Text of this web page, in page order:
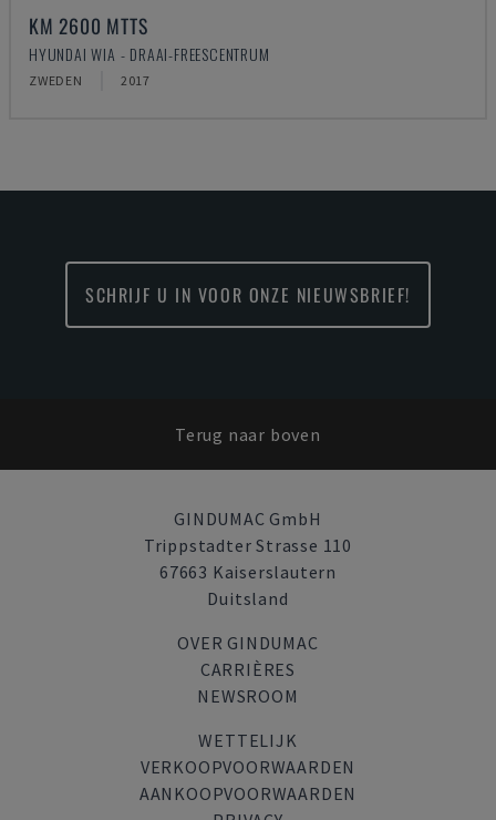
KM 2600 MTTS
HYUNDAI WIA - DRAAI-FREESCENTRUM
ZWEDEN 2017
SCHRIJF U IN VOOR ONZE NIEUWSBRIEF!
Terug naar boven
GINDUMAC GmbH
Trippstadter Strasse 110
67663 Kaiserslautern
Duitsland
OVER GINDUMAC
CARRIÈRES
NEWSROOM
WETTELIJK
VERKOOPVOORWAARDEN
AANKOOPVOORWAARDEN